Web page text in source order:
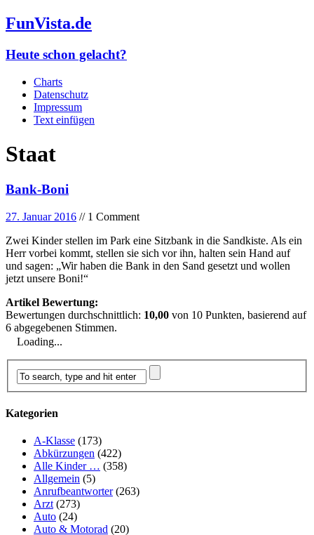
FunVista.de
Heute schon gelacht?
Charts
Datenschutz
Impressum
Text einfügen
Staat
Bank-Boni
27. Januar 2016 // 1 Comment
Zwei Kinder stellen im Park eine Sitzbank in die Sandkiste. Als ein
Herr vorbei kommt, stellen sie sich vor ihn, halten sein Hand auf
und sagen: „Wir haben die Bank in den Sand gesetzt und wollen
jetzt unsere Boni!“
Artikel Bewertung:
Bewertungen durchschnittlich: 10,00 von 10 Punkten, basierend auf
6 abgegebenen Stimmen.
Loading...
Kategorien
A-Klasse (173)
Abkürzungen (422)
Alle Kinder … (358)
Allgemein (5)
Anrufbeantworter(263)
Arzt (273)
Auto (24)
Auto & Motorad (20)